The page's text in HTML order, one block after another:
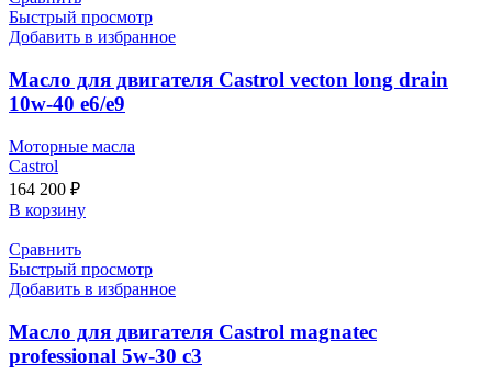
Быстрый просмотр
Добавить в избранное
Масло для двигателя Castrol vecton long drain
10w-40 e6/e9
Моторные масла
Castrol
164 200 ₽
В корзину
Сравнить
Быстрый просмотр
Добавить в избранное
Масло для двигателя Castrol magnatec
professional 5w-30 c3